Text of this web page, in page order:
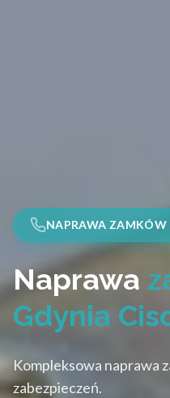
NAPRAWA ZAMKÓW
Naprawa
Gdynia
Kompleksowa naprawa
zabezpieczeń.